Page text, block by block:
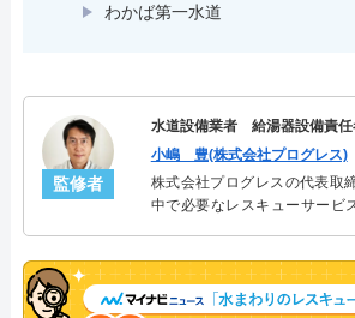
わかば第一水道
監修者
水道設備業者 給湯器設備責任
小嶋 豊(株式会社プログレス)
株式会社プログレスの代表
中で必要なレスキューサービ
決。多くのお客様に信頼され
ャリスト。